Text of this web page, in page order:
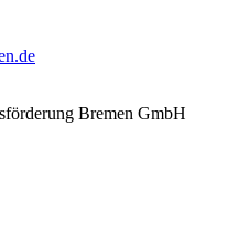
Bremen GmbH